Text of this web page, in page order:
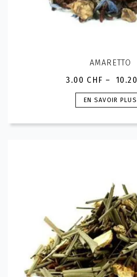
AMARETTO
3.00 CHF – 10.20
Plage
de
prix :
à
EN SAVOIR PLUS
Ce
produit
choisies
sur
la
page
du
produit